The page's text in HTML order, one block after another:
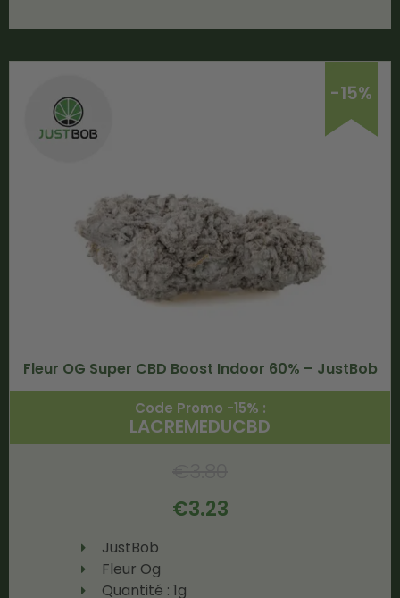
-15%
Fleur OG Super CBD Boost Indoor 60% – JustBob
Code Promo -15% :
LACREMEDUCBD
€3.23
JustBob
Fleur Og
Quantité : 1g